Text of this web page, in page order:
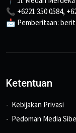
📞 +6221 350 0584,
📩 Pemberitaan:
Ketentuan
Kebijakan Privasi
Pedoman Media